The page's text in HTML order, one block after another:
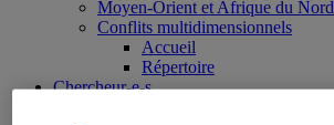
Moyen-Orient et Afrique du Nord
Conflits multidimensionnels
Accueil
Répertoire
Chercheur-e-s